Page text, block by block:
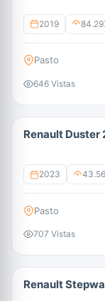
2019
Pasto
646 Vistas
Renault Duster
2023
Pasto
707 Vistas
Renault